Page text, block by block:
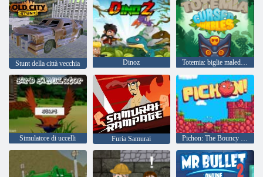
Stunt della città vecchia Dinoz Totemia: biglie maledette
Simulatore di uccelli Furia Samurai Pichon: The Bouncy Bird